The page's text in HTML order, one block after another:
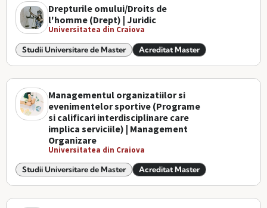
Drepturile omului/Droits de
l'homme (Drept) | Juridic
Universitatea din Craiova
Studii Universitare de Master Acreditat Master
Managementul organizatiilor si
evenimentelor sportive (Programe
si calificari interdisciplinare care
implica serviciile) | Management
Organizare
Universitatea din Craiova
Studii Universitare de Master Acreditat Master